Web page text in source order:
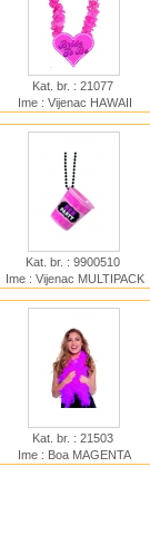
Kat. br. : 21077
Ime : Vijenac HAWAII
BE
Kat. br. : 9900510
Ime : Vijenac MULTIPACK
3 kom
Kat. br. : 21503
Ime : Boa MAGENTA